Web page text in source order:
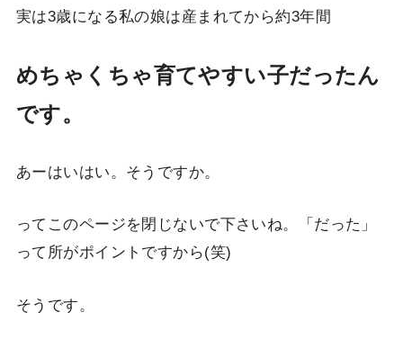
実は3歳になる私の娘は産まれてから約3年間
めちゃくちゃ育てやすい子だったん
です。
あーはいはい。そうですか。
ってこのページを閉じないで下さいね。「だった」
って所がポイントですから(笑)
そうです。